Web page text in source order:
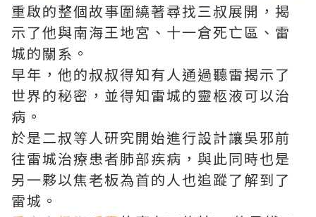
重啟的整個故事圍繞著尋找三叔展開，揭
示了他與南海王地宮、十一倉死亡區、雷
城的關系。
早年，他的叔叔得知有人通過聽雷揭示了
世界的秘密，並得知雷城的靈柩液可以治
病。
於是二叔等人研究開始進行設計讓吳邪前
往雷城治療患者肺部疾病，與此同時也是
另一夥以焦老板為首的人也追蹤了解到了
雷城。